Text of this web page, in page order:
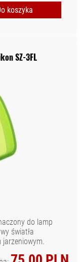
koszyka
SZ-3FL
do lamp
światła
jarzeniowym.